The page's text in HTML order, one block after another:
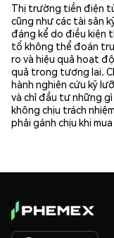
Thị trường tiền điện
cũng như các tài sản
đáng kể do điều kiện
tố không thể đoán
ro và hiệu quả hoạt
quả trong tương lai.
hành nghiên cứu kỹ
và chỉ đầu tư những
không chịu trách
phải gánh chịu khi